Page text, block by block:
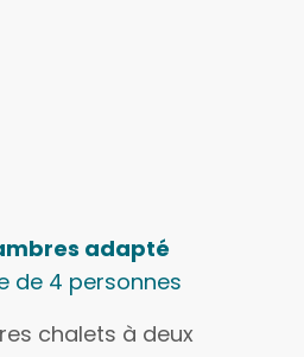
adapté
de 4 personnes
chalets à deux